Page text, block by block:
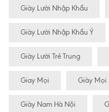
Giày Lười Nhập Khẩu
Giày Lười Nhập Khẩu Ý
Giày Lười Trẻ Trung
Giay Mọi Giày Mọi
Giày Nam Hà Nội